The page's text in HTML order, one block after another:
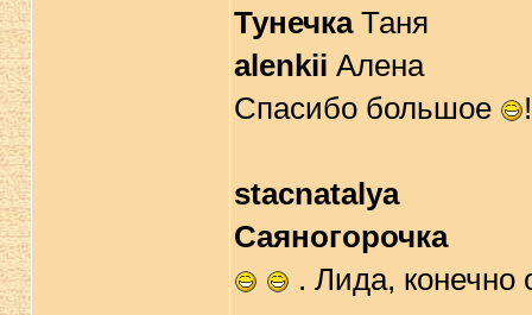
ТунечкаТаня
alenkii Алена
Спасибо большое
stacnatalya
Саяногорочка
. Лида,